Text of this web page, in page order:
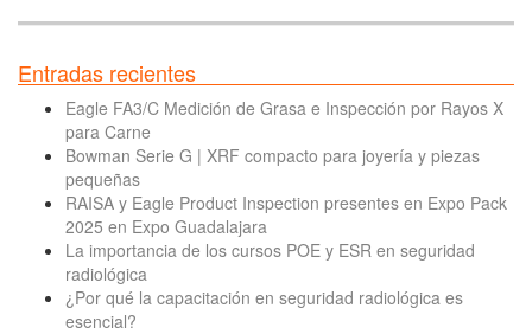
Entradas recientes
Eagle FA3/C Medición de Grasa e Inspección por Rayos X
para Carne
Bowman Serie G | XRF compacto para joyería y piezas
pequeñas
RAISA y Eagle Product Inspection presentes en Expo Pack
2025 en Expo Guadalajara
La importancia de los cursos POE y ESR en seguridad
radiológica
¿Por qué la capacitación en seguridad radiológica es
esencial?